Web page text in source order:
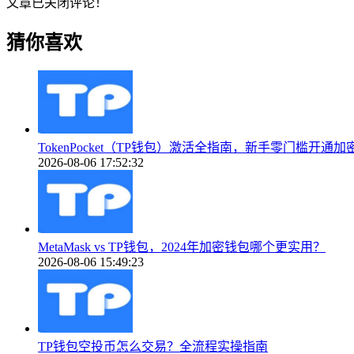
文章已关闭评论！
猜你喜欢
TokenPocket（TP钱包）激活全指南，新手零门槛开通加
2026-08-06 17:52:32
MetaMask vs TP钱包，2024年加密钱包哪个更实用？
2026-08-06 15:49:23
TP钱包空投币怎么交易？全流程实操指南